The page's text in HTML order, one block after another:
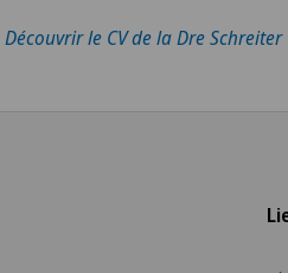
Découvrir le CV de la Dre Schreiter